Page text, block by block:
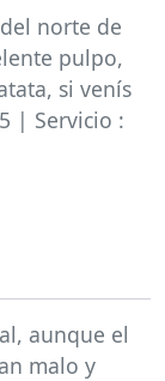
norte de
pulpo,
si venís
| Servicio :
aunque el
malo y